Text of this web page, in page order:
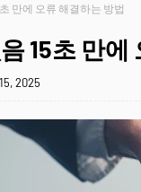
만에 오류 해결하는 방법
15초 만에
2025